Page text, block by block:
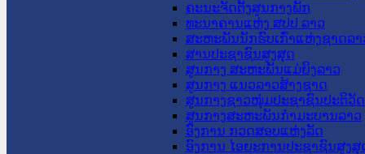
ຄະນະຈັດຕັ້ງສູນກາງພັກ
ທະນາຄານແຫ່ງ ສປປ ລາວ
ສະຫະພັນນັກຮົບເກົ່າແຫ່ງຊາດລາ
ສານປະຊາຊົນສູງສຸດ
ສູນກາງ ສະຫະພັນແມ່ຍິງລາວ
ສູນກາງ ແນວລາວສ້າງຊາດ
ສູນກາງຊາວໜຸ່ມປະຊາຊົນປະຕິວັ
ສູນກາງສະຫະພັນກຳມະບານລາວ
ອົງການ ກວດສອບແຫ່ງລັດ
ອົງການ ໄອຍະການປະຊາຊົນສູງສຸ